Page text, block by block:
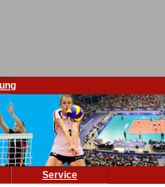
Service